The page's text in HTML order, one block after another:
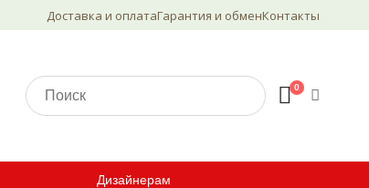
Доставка и оплатаГарантия и обменКонтакты
0
Дизайнерам